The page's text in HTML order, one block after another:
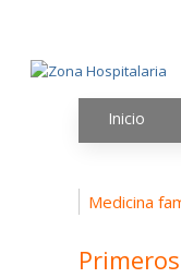
Inicio
Medicina